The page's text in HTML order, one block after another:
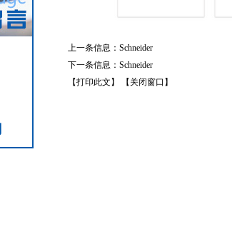
上一条信息： Schneider
下一条信息： Schneider
【打印此文】
【关闭窗口】